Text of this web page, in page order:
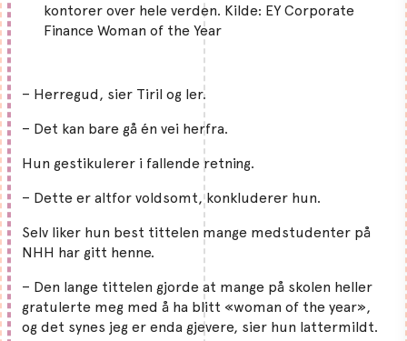
kontorer over hele verden. Kilde: EY Corporate
Finance Woman of the Year
– Herregud, sier Tiril og ler.
– Det kan bare gå én vei herfra.
Hun gestikulerer i fallende retning.
– Dette er altfor voldsomt, konkluderer hun.
Selv liker hun best tittelen mange medstudenter på
NHH har gitt henne.
– Den lange tittelen gjorde at mange på skolen heller
gratulerte meg med å ha blitt «woman of the year»,
og det synes jeg er enda gjevere, sier hun lattermildt.